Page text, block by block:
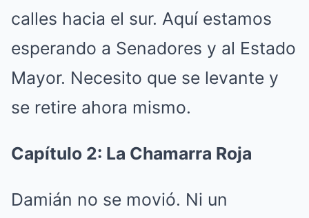
calles hacia el sur. Aquí estamos
esperando a Senadores y al Estado
Mayor. Necesito que se levante y
se retire ahora mismo.
Capítulo 2: La Chamarra Roja
Damián no se movió. Ni un